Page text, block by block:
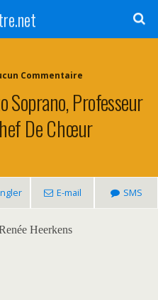
Commentaire
Soprano, Professeur
De Chœur
E-mail SMS
Heerkens